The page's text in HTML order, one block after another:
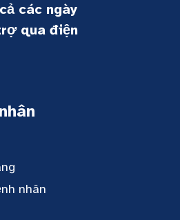
các ngày
qua điện
nhân